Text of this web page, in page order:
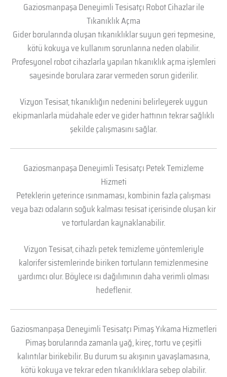
Gaziosmanpaşa Deneyimli Tesisatçı Robot Cihazlar ile
Tıkanıklık Açma
Gider borularında oluşan tıkanıklıklar suyun geri tepmesine,
kötü kokuya ve kullanım sorunlarına neden olabilir.
Profesyonel robot cihazlarla yapılan tıkanıklık açma işlemleri
sayesinde borulara zarar vermeden sorun giderilir.
Vizyon Tesisat, tıkanıklığın nedenini belirleyerek uygun
ekipmanlarla müdahale eder ve gider hattının tekrar sağlıklı
şekilde çalışmasını sağlar.
Gaziosmanpaşa Deneyimli Tesisatçı Petek Temizleme
Hizmeti
Peteklerin yeterince ısınmaması, kombinin fazla çalışması
veya bazı odaların soğuk kalması tesisat içerisinde oluşan kir
ve tortulardan kaynaklanabilir.
Vizyon Tesisat, cihazlı petek temizleme yöntemleriyle
kalorifer sistemlerinde biriken tortuların temizlenmesine
yardımcı olur. Böylece ısı dağılımının daha verimli olması
hedeflenir.
Gaziosmanpaşa Deneyimli Tesisatçı Pimaş Yıkama Hizmetleri
Pimaş borularında zamanla yağ, kireç, tortu ve çeşitli
kalıntılar birikebilir. Bu durum su akışının yavaşlamasına,
kötü kokuya ve tekrar eden tıkanıklıklara sebep olabilir.